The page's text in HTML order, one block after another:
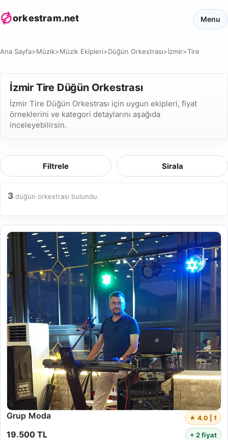
orkestram.net Menu
Ana Sayfa>Müzik>Müzik Ekipleri>Düğün Orkestrası>İzmir>Tire
İzmir Tire Düğün Orkestrası
İzmir Tire Düğün Orkestrası için uygun ekipleri, fiyat
örneklerini ve kategori detaylarını aşağıda
inceleyebilirsin.
Filtrele Sirala
3 düğün orkestrası bulundu.
Grup Moda ★ 4.0 | 1
19.500 TL + 2 fiyat